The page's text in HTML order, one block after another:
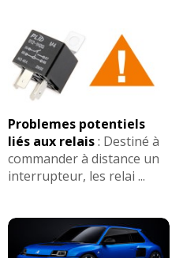
Problemes potentiels
liés aux relais: Destiné à
commander à distance un
interrupteur, les relai ...